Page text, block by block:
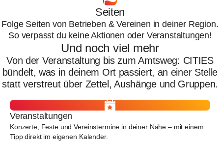
Seiten
Folge Seiten von Betrieben & Vereinen in deiner Region.
So verpasst du keine Aktionen oder Veranstaltungen!
Und noch viel mehr
Von der Veranstaltung bis zum Amtsweg: CITIES
bündelt, was in deinem Ort passiert, an einer Stelle
statt verstreut über Zettel, Aushänge und Gruppen.
Veranstaltungen
Konzerte, Feste und Vereinstermine in deiner Nähe – mit einem
Tipp direkt im eigenen Kalender.